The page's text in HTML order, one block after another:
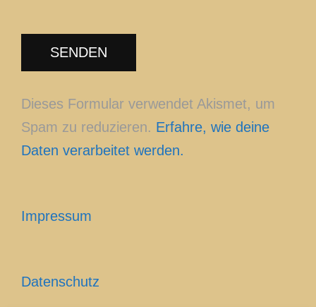
Dieses Formular verwendet Akismet, um
Spam zu reduzieren. Erfahre, wie deine
Daten verarbeitet werden.
Impressum
Datenschutz